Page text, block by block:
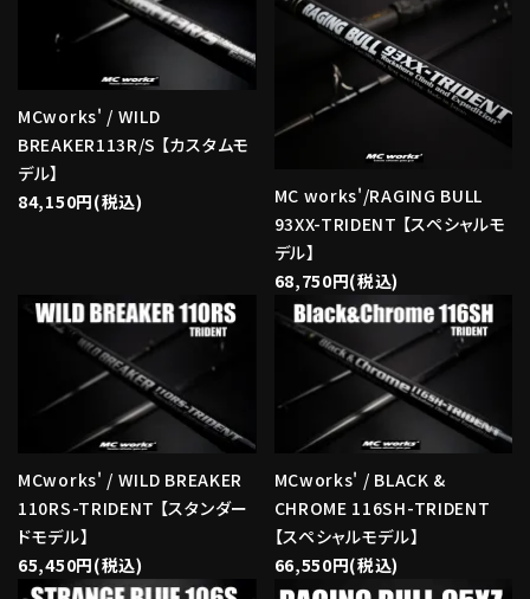
MCworks' / WILD
BREAKER113R/S 【カスタムモ
デル】
84,150円(税込)
MC works'/RAGING BULL
93XX-TRIDENT 【スペシャルモ
デル】
68,750円(税込)
MCworks' / WILD BREAKER
110RS-TRIDENT 【スタンダー
ドモデル】
65,450円(税込)
MCworks' / BLACK &
CHROME 116SH-TRIDENT
【スペシャルモデル】
66,550円(税込)